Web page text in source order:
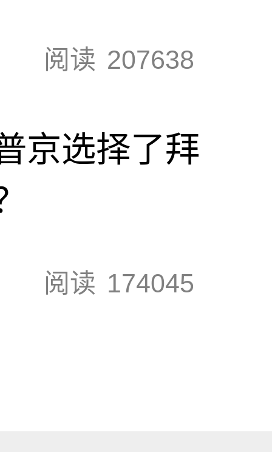
阅读 207638
京选择了拜
阅读 174045